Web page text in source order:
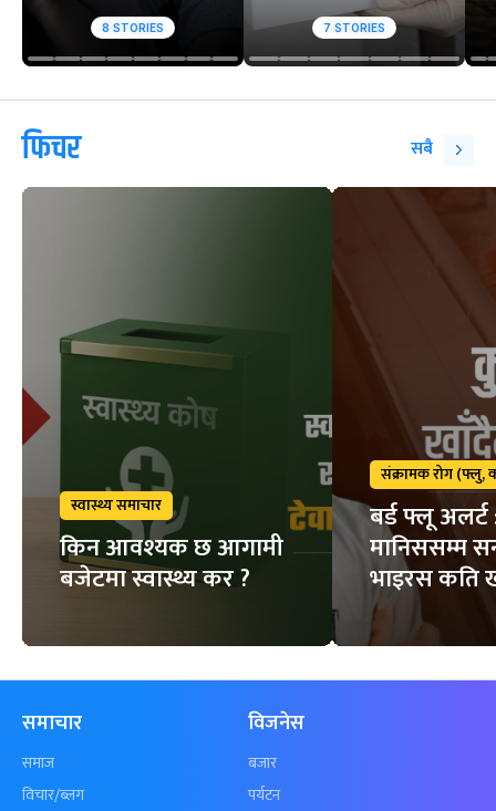
8 STORIES 7 STORIES
फिचर सबै
स्वास्थ्य समाचार
किन आवश्यक छ आगामी
बजेटमा स्वास्थ्य कर ?
संक्रामक रोग (फ्लु,
बर्ड फ्लू अलर्ट
मानिससम्म
भाइरस कति
समाचार
समाज
विचार/ब्लग
विजनेस
बजार
पर्यटन